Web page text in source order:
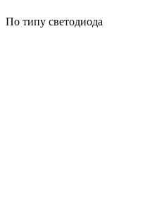
По типу светодиода